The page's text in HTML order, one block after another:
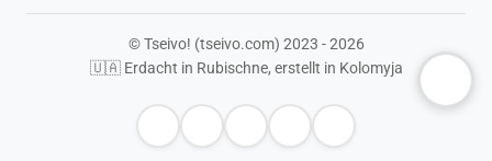
© Tseivo! (tseivo.com) 2023 - 2026
🇺🇦 Erdacht in Rubischne, erstellt in Kolomyja